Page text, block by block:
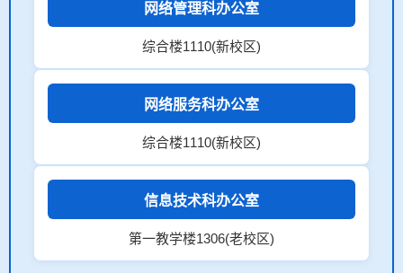
网络管理科办公室
综合楼1110(新校区)
网络服务科办公室
综合楼1110(新校区)
信息技术科办公室
第一教学楼1306(老校区)